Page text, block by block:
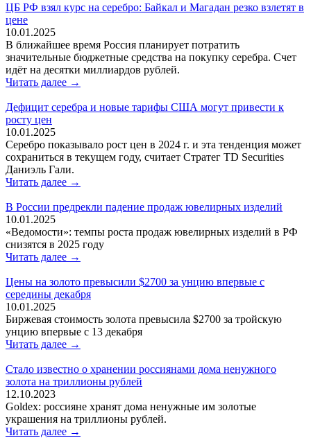
ЦБ РФ взял курс на серебро: Байкал и Магадан резко взлетят в
цене
10.01.2025
В ближайшее время Россия планирует потратить
значительные бюджетные средства на покупку серебра. Счет
идёт на десятки миллиардов рублей.
Читать далее →
Дефицит серебра и новые тарифы США могут привести к
росту цен
10.01.2025
Серебро показывало рост цен в 2024 г. и эта тенденция может
сохраниться в текущем году, считает Стратег TD Securities
Даниэль Гали.
Читать далее →
В России предрекли падение продаж ювелирных изделий
10.01.2025
«Ведомости»: темпы роста продаж ювелирных изделий в РФ
снизятся в 2025 году
Читать далее →
Цены на золото превысили $2700 за унцию впервые с
середины декабря
10.01.2025
Биржевая стоимость золота превысила $2700 за тройскую
унцию впервые с 13 декабря
Читать далее →
Стало известно о хранении россиянами дома ненужного
золота на триллионы рублей
12.10.2023
Goldex: россияне хранят дома ненужные им золотые
украшения на триллионы рублей.
Читать далее →